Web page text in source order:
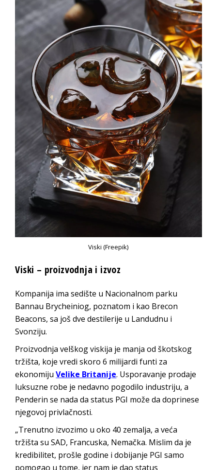
Viski (Freepik)
Viski – proizvodnja i izvoz
Kompanija ima sedište u Nacionalnom parku
Bannau Brycheiniog, poznatom i kao Brecon
Beacons, sa još dve destilerije u Landudnu i
Svonziju.
Proizvodnja velškog viskija je manja od škotskog
tržišta, koje vredi skoro 6 milijardi funti za
ekonomijuVelike Britanije. Usporavanje prodaje
luksuzne robe je nedavno pogodilo industriju, a
Penderin se nada da status PGI može da doprinese
njegovoj privlačnosti.
„Trenutno izvozimo u oko 40 zemalja, a veća
tržišta su SAD, Francuska, Nemačka. Mislim da je
kredibilitet, prošle godine i dobijanje PGI samo
pomogao u tome, jer nam je dao status